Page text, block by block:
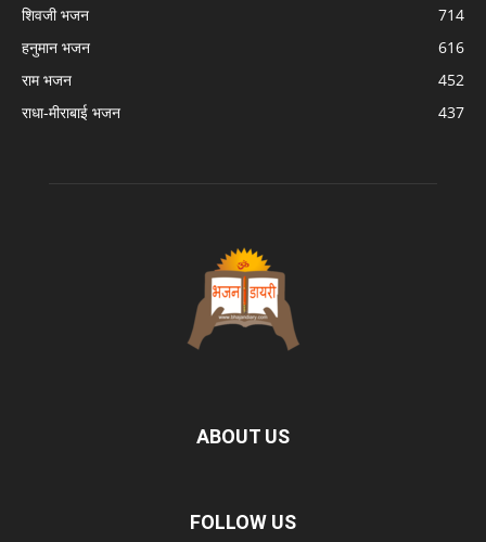
शिवजी भजन
714
हनुमान भजन
616
राम भजन
452
राधा-मीराबाई भजन
437
ABOUT US
FOLLOW US